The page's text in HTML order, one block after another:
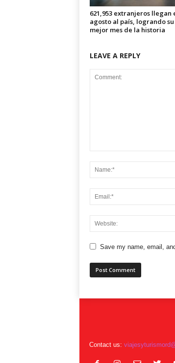
621,953 extranjeros llegan
agosto al país, logrando su
mejor mes de la historia
LEAVE A REPLY
Save my name, email,
Contact us: